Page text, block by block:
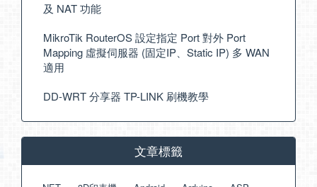
及 NAT 功能
MikroTik RouterOS 設定指定 Port 對外 Port
Mapping 虛擬伺服器 (固定IP、Static IP) 多 WAN
適用
DD-WRT 分享器 TP-LINK 刷機教學
文章標籤